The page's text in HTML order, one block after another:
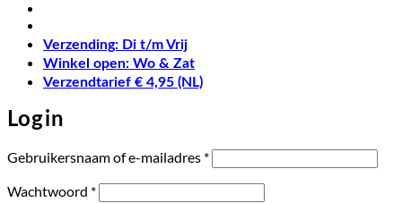
Verzending: Di t/m Vrij
Winkel open: Wo & Zat
Verzendtarief € 4,95 (NL)
Login
Gebruikersnaam of e-mailadres *Vereist
Wachtwoord *Vereist